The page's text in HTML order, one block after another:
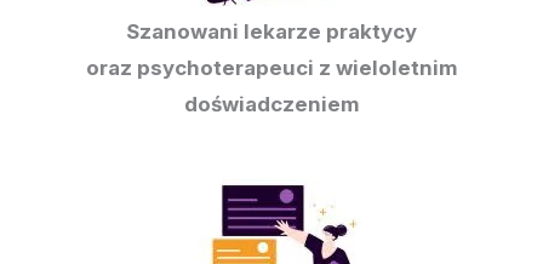
Szanowani lekarze praktycy
oraz psychoterapeuci z wieloletnim
doświadczeniem